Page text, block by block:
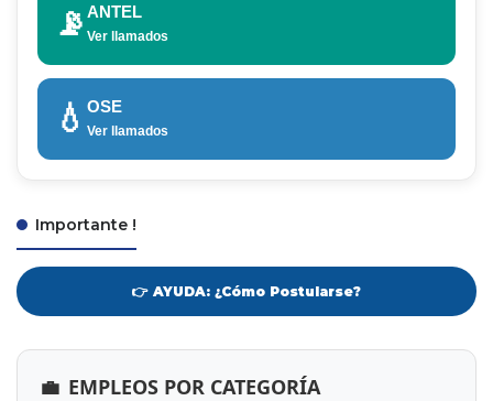
📡 ANTEL
Ver llamados
💧 OSE
Ver llamados
Importante !
👉 AYUDA: ¿Cómo Postularse?
💼 EMPLEOS POR CATEGORÍA